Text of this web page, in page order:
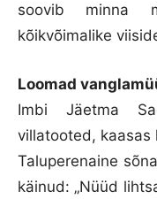
soovib minna
kõikvõimalike
Loomad
Imbi Jäetma
villatooted, kaasas
Taluperenaine
käinud: „Nüüd